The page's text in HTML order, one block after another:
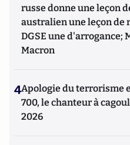
russe donne une leçon
australien une leçon de
DGSE une d'arrogance;
Macron
4Apologie du terrorisme
700, le chanteur à
2026